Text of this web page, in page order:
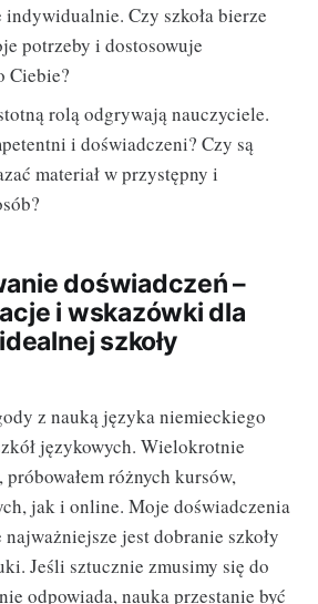
Czy szkoła bierze
potrzeby i dostosowuje
Ciebie?
rolą odgrywają nauczyciele.
i doświadczeni? Czy są
materiał w przystępny i
doświadczeń –
i wskazówki dla
szkoły
z nauką języka niemieckiego
językowych. Wielokrotnie
próbowałem różnych kursów,
jak i online. Moje doświadczenia
jest dobranie szkoły
Jeśli sztucznie zmusimy się do
odpowiada, nauka przestanie być